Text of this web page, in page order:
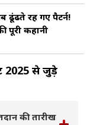
ढूंढते रह गए पैटर्न!
पूरी कहानी
2025 से जुड़े
की तारीख